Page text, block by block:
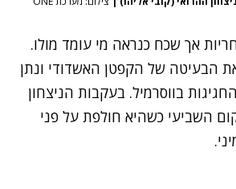
אך שכח כנראה מי עומד מולו.
הבעיטה של הקפטן האשדודי ונתן
בווסרמיל. בעקבות הניצחון
השביעי כשהיא חולפת על פני